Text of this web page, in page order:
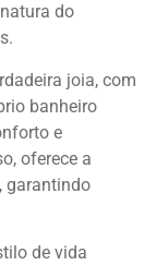
do
joia, com
banheiro
e
oferece a
garantindo
de vida